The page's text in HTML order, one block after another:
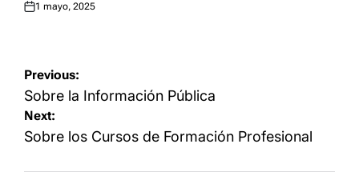
Posted
1 mayo, 2025
Navegación
de
entradas
Previous:
Sobre la Información Pública
Next:
Sobre los Cursos de Formación Profesional